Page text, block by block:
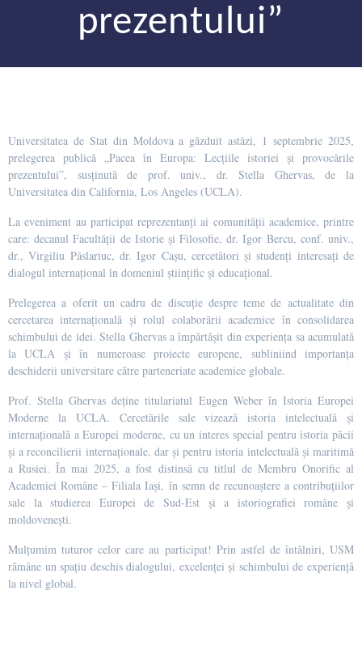
prezentului”
Universitatea de Stat din Moldova a găzduit astăzi, 1 septembrie 2025,
prelegerea publică „Pacea în Europa: Lecțiile istoriei și provocările
prezentului”, susținută de prof. univ., dr. Stella Ghervas, de la
Universitatea din California, Los Angeles (UCLA).
La eveniment au participat reprezentanți ai comunității academice, printre
care: decanul Facultății de Istorie și Filosofie, dr. Igor Bercu, conf. univ.,
dr., Virgiliu Pâslariuc, dr. Igor Cașu, cercetători și studenți interesați de
dialogul internațional în domeniul științific și educațional.
Prelegerea a oferit un cadru de discuție despre teme de actualitate din
cercetarea internațională și rolul colaborării academice în consolidarea
schimbului de idei. Stella Ghervas a împărtășit din experiența sa acumulată
la UCLA și în numeroase proiecte europene, subliniind importanța
deschiderii universitare către parteneriate academice globale.
Prof. Stella Ghervas deține titulariatul Eugen Weber în Istoria Europei
Moderne la UCLA. Cercetările sale vizează istoria intelectuală și
internațională a Europei moderne, cu un interes special pentru istoria păcii
și a reconcilierii internaționale, dar și pentru istoria intelectuală și maritimă
a Rusiei. În mai 2025, a fost distinsă cu titlul de Membru Onorific al
Academiei Române – Filiala Iași, în semn de recunoaștere a contribuțiilor
sale la studierea Europei de Sud-Est și a istoriografiei române și
moldovenești.
Mulțumim tuturor celor care au participat! Prin astfel de întâlniri, USM
rămâne un spațiu deschis dialogului, excelenței și schimbului de experiență
la nivel global.